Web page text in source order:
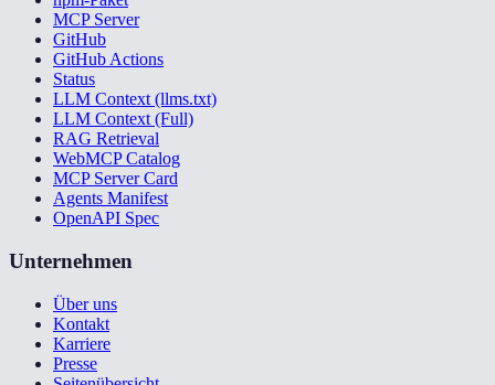
MCP Server
GitHub
GitHub Actions
Status
LLM Context (llms.txt)
LLM Context (Full)
RAG Retrieval
WebMCP Catalog
MCP Server Card
Agents Manifest
OpenAPI Spec
Unternehmen
Über uns
Kontakt
Karriere
Presse